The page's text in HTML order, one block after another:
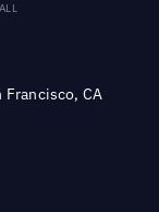
Francisco, CA